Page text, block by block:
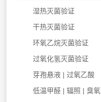
湿热灭菌验证
干热灭菌验证
环氧乙烷灭菌验证
过氧化氢灭菌验证
芽孢悬液 | 过氧乙酸
低温甲醛 | 辐照 | 臭氧